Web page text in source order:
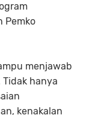
Pemko
menjawab
hanya
kenakalan